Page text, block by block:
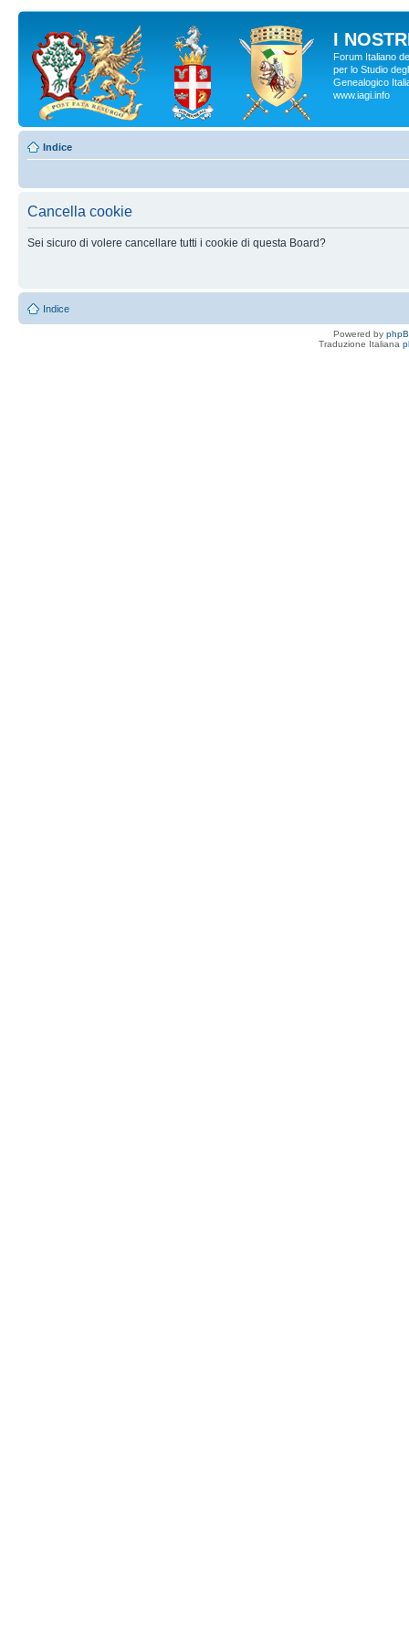
I
Forum Italiano
per lo Studio
Genealogico
www.iagi.info
Indice
Cancella cookie
Sei sicuro di volere cancellare tutti i cookie di questa Board?
Indice
Powered by
Traduzione Italiana